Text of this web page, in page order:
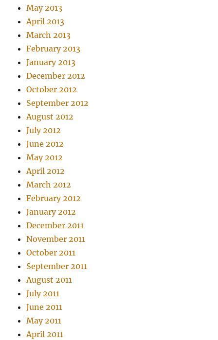
May 2013
April 2013
March 2013
February 2013
January 2013
December 2012
October 2012
September 2012
August 2012
July 2012
June 2012
May 2012
April 2012
March 2012
February 2012
January 2012
December 2011
November 2011
October 2011
September 2011
August 2011
July 2011
June 2011
May 2011
April 2011